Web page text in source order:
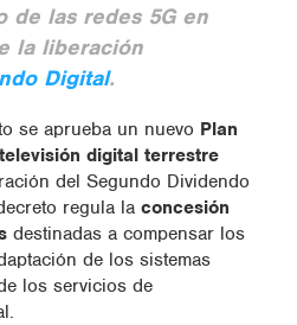
de las redes 5G en
la liberación
Digital.
se aprueba un nuevo Plan
digital terrestre
del Segundo Dividendo
regula la concesión
destinadas a compensar los
de los sistemas
los servicios de